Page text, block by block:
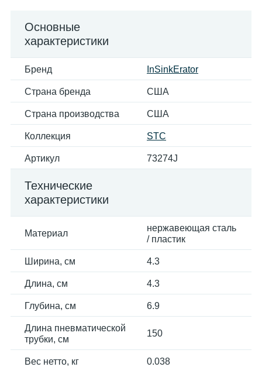
Основные
характеристики
Бренд InSinkErator
Страна бренда США
Страна производства США
Коллекция STC
Артикул 73274J
Технические
характеристики
Материал
нержавеющая сталь
/ пластик
Ширина, см 4.3
Длина, см 4.3
Глубина, см 6.9
Длина пневматической
трубки, см
150
Вес нетто, кг 0.038